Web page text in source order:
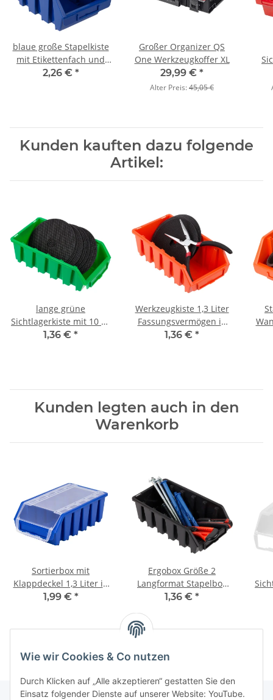
blaue große Stapelkiste
mit Etikettenfach und
Wandhalter 3,8 Liter
2,26 € *
Großer Organizer QS
One Werkzeugkoffer XL
29,99 € *
Alter Preis:45,05 €
Kunden kauften dazu folgende
Artikel:
lange grüne
Sichtlagerkiste mit 10 kg
Traglast als Wand- und
1,36 € *
Werkzeugkiste 1,3 Liter
Fassungsvermögen in
Orange im Langformat
1,36 € *
Kunden legten auch in den
Warenkorb
Sortierbox mit
Klappdeckel 1,3 Liter in
Blau
1,99 € *
Ergobox Größe 2
Langformat Stapelbox
für Zollstock und Stifte
1,36 € *
Wie wir Cookies & Co nutzen
Durch Klicken auf „Alle akzeptieren“ gestatten Sie den
Einsatz folgender Dienste auf unserer Website: YouTube.